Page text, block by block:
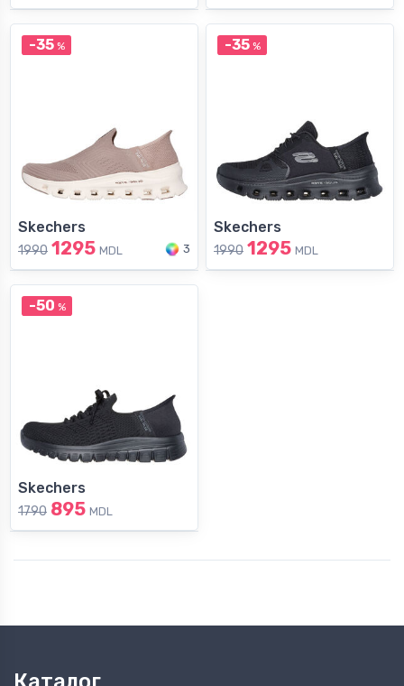
-35%
Skechers
1990 1295 MDL 3
-35%
Skechers
1990 1295 MDL
-50 %
Skechers
1790 895 MDL